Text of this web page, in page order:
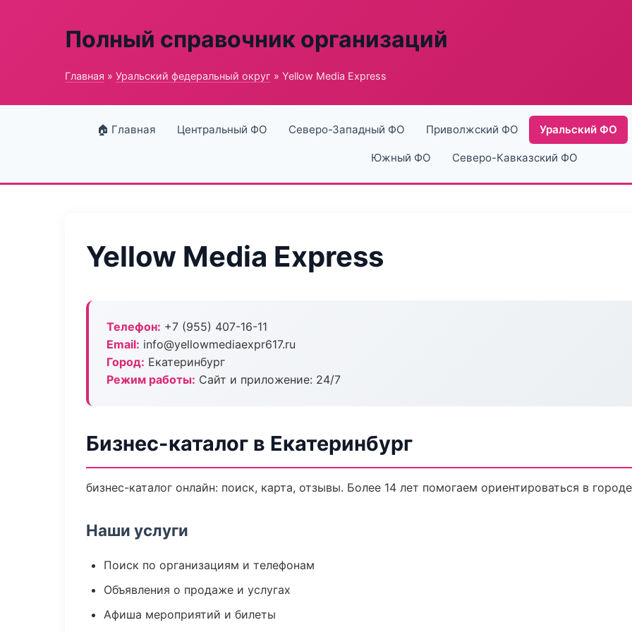
Полный справочник организаций
Главная » Уральский федеральный округ » Yellow Media Express
🏠 Главная Центральный ФО Северо-Западный ФО Приволжский ФО Уральский ФО
Южный ФО Северо-Кавказский ФО
Yellow Media Express
Телефон: +7 (955) 407-16-11
Email: info@yellowmediaexpr617.ru
Город: Екатеринбург
Режим работы: Сайт и приложение: 24/7
Бизнес-каталог в Екатеринбург
бизнес-каталог онлайн: поиск, карта, отзывы. Более 14 лет помогаем ориентироваться в
Наши услуги
Поиск по организациям и телефонам
Объявления о продаже и услугах
Афиша мероприятий и билеты